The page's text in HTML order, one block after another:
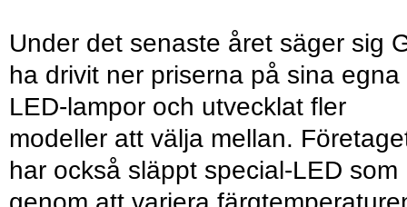
Under det senaste året säger sig
ha drivit ner priserna på sina egna
LED-lampor och utvecklat fler
modeller att välja mellan.
har också släppt special-LED som